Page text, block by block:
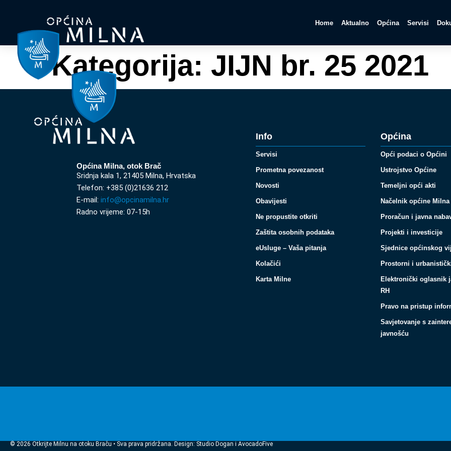
Home Aktualno Općina Servisi
Kategorija: JIJN br. 25 2021
Općina Milna, otok Brač
Sridnja kala 1, 21405 Milna, Hrvatska
Telefon: +385 (0)21636 212
E-mail: info@opcinamilna.hr
Radno vrijeme: 07-15h
Info
Servisi
Prometna povezanost
Novosti
Obavijesti
Ne propustite otkriti
Zaštita osobnih podataka
eUsluge – Vaša pitanja
Kolačići
Karta Milne
Općina
Opći podaci o Općini
Ustrojstvo Općine
Temeljni opći akti
Načelnik općine Milna
Proračun i javna
Projekti i investicije
Sjednice općinskog
Prostorni i
Elektronički oglasnik
RH
Pravo na pristup
Savjetovanje s
javnošću
© 2026 Otkrijte Milnu na otoku Braču • Sva prava pridržana. Design: Studio Dogan i AvocadoFive